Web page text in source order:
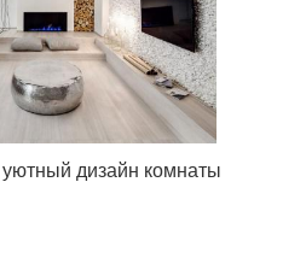
дизайн комнаты